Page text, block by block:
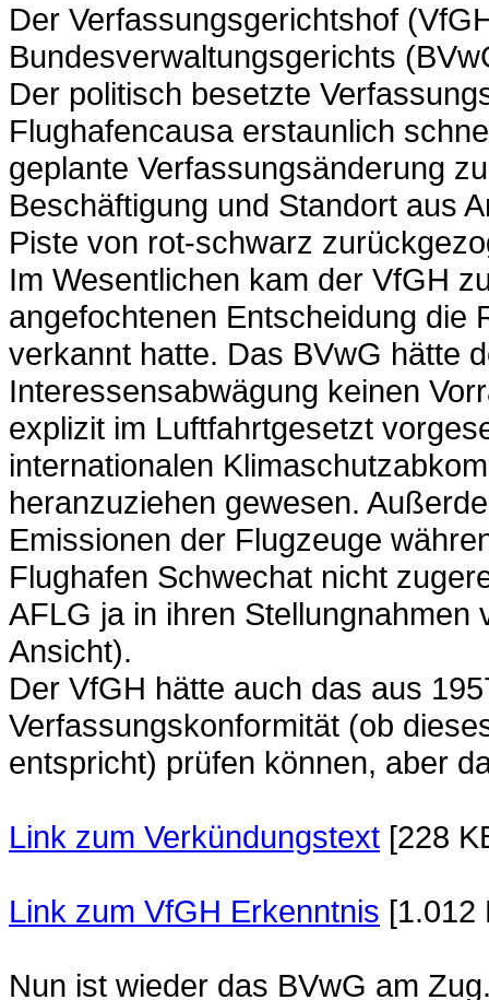
Der Verfassungsgerichtshof
Bundesverwaltungsgerichts
Der politisch besetzte
Flughafencausa erstaunlich
geplante Verfassungsänderung
Beschäftigung und Standort aus
Piste von rot-schwarz
Im Wesentlichen kam der VfGH
angefochtenen Entscheidung die
verkannt hatte. Das BVwG hätte
Interessensabwägung keinen
explizit im Luftfahrtgesetzt
internationalen
heranzuziehen gewesen.
Emissionen der Flugzeuge
Flughafen Schwechat nicht
AFLG ja in ihren
Ansicht).
Der VfGH hätte auch das aus
Verfassungskonformität (ob
entspricht) prüfen können, aber
Link zum Verkündungstext [228
Link zum VfGH Erkenntnis [1.012
Nun ist wieder das BVwG am